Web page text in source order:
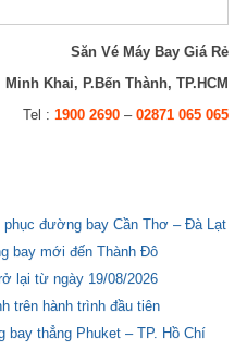
Săn Vé Máy Bay Giá Rẻ
Khai, P.Bến Thành, TP.HCM
Tel : 1900 2690– 02871 065 065
đường bay Cần Thơ – Đà Lạt
bay mới đến Thành Đô
lại từ ngày 19/08/2026
trên hành trình đầu tiên
bay thẳng Phuket – TP. Hồ Chí